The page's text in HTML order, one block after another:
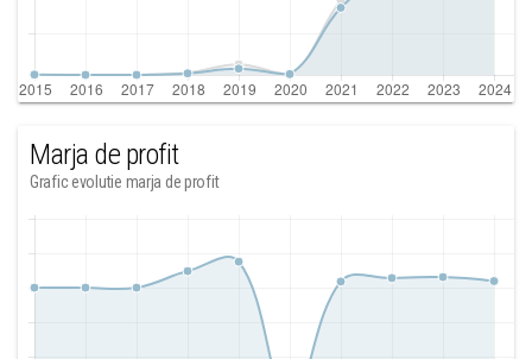
Marja de profit
Grafic evolutie marja de profit